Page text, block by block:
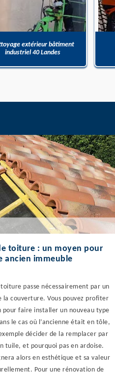
extérieur bâtiment
industriel 40 Landes
toiture : un moyen pour
ancien immeuble
passe nécessairement par un
la couverture. Vous pouvez profiter
pour faire installer un nouveau type
le cas où l’ancienne était en tôle,
décider de la remplacer par
tuile, et pourquoi pas en ardoise.
alors en esthétique et sa valeur
Pour une rénovation de